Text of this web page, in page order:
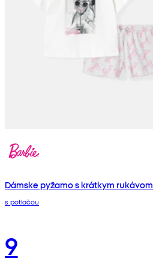
Dámske pyžamo s krátkym rukávom
s potlačou
9